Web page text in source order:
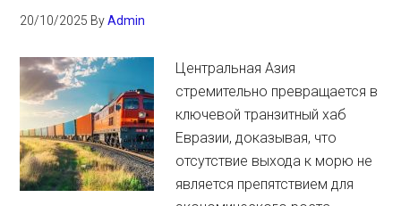
20/10/2025 ByAdmin
Центральная Азия
стремительно превращается в
ключевой транзитный хаб
Евразии, доказывая, что
отсутствие выхода к морю не
является препятствием для